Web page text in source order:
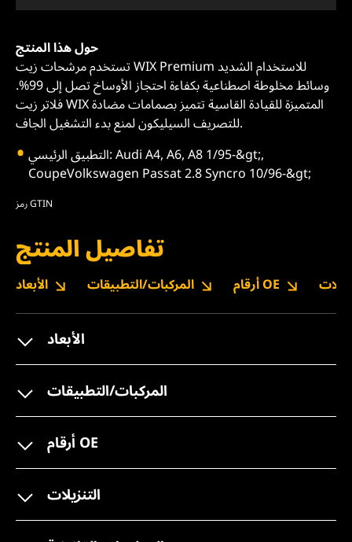
حول هذا المنتج
تستخدم مرشحات زيت WIX Premium للاستخدام الشديد
وسائط مخلوطة اصطناعية بكفاءة احتجاز الأوساخ تصل إلى 99%.
فلاتر زيت WIX المتميزة للقيادة القاسية تتميز بصمامات مضادة
للتصريف السيليكون لمنع بدء التشغيل الجاف.
التطبيق الرئيسي: Audi A4, A6, A8 1/95-&gt;,
CoupeVolkswagen Passat 2.8 Syncro 10/96-&gt;
رمز GTIN
تفاصيل المنتج
الأبعاد المركبات/التطبيقات أرقام OE
الأبعاد
المركبات/التطبيقات
أرقام OE
التنزيلات